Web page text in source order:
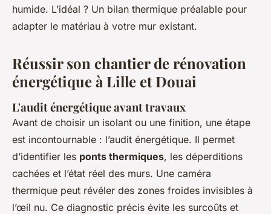
humide. L’idéal ? Un bilan thermique préalable pour
adapter le matériau à votre mur existant.
Réussir son chantier de rénovation
énergétique à Lille et Douai
L'audit énergétique avant travaux
Avant de choisir un isolant ou une finition, une étape
est incontournable : l’audit énergétique. Il permet
d’identifier les ponts thermiques, les déperditions
cachées et l’état réel des murs. Une caméra
thermique peut révéler des zones froides invisibles à
l’œil nu. Ce diagnostic précis évite les surcoûts et